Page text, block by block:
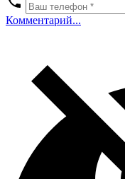
Комментарий...